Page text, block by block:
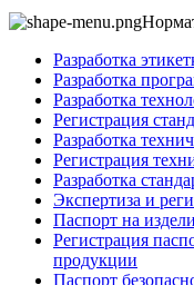
Разработка
Разработка
Разработка
Регистрация
Разработка
Регистрация
Разработка
Экспертиза и
Паспорт на
Регистрация
продукции
Паспорт